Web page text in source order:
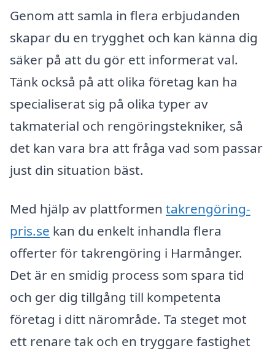
Genom att samla in flera erbjudanden
skapar du en trygghet och kan känna dig
säker på att du gör ett informerat val.
Tänk också på att olika företag kan ha
specialiserat sig på olika typer av
takmaterial och rengöringstekniker, så
det kan vara bra att fråga vad som passar
just din situation bäst.
Med hjälp av plattformen takrengöring-
pris.se kan du enkelt inhandla flera
offerter för takrengöring i Harmånger.
Det är en smidig process som spara tid
och ger dig tillgång till kompetenta
företag i ditt närområde. Ta steget mot
ett renare tak och en tryggare fastighet